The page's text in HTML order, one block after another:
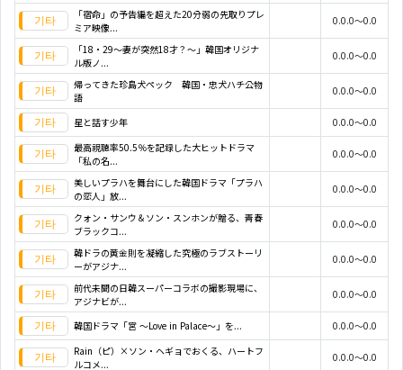
「宿命」の予告編を超えた20分弱の先取りプレ
ミア映像...
0.0.0～0.0
「18・29～妻が突然18才？～」韓国オリジナ
ル版ノ...
0.0.0～0.0
帰ってきた珍島犬ペック 韓国・忠犬ハチ公物
語
0.0.0～0.0
星と話す少年
0.0.0～0.0
最高視聴率50.5％を記録した大ヒットドラマ
「私の名...
0.0.0～0.0
美しいプラハを舞台にした韓国ドラマ「プラハ
の恋人」放...
0.0.0～0.0
クォン・サンウ＆ソン・スンホンが贈る、青春
ブラックコ...
0.0.0～0.0
韓ドラの黄金則を凝縮した究極のラブストーリ
ーがアジナ...
0.0.0～0.0
前代未聞の日韓スーパーコラボの撮影現場に、
アジナビが...
0.0.0～0.0
韓国ドラマ「宮 ～Love in Palace～」を...
0.0.0～0.0
Rain（ピ）×ソン・ヘギョでおくる、ハートフ
ルコメ...
0.0.0～0.0